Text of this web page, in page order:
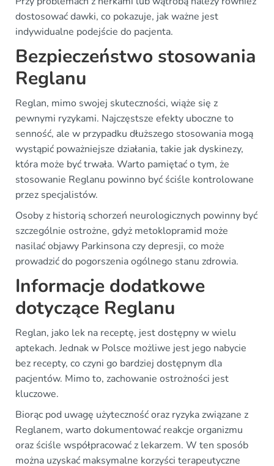
dostosować dawki, co pokazuje, jak ważne jest
indywidualne podejście do pacjenta.
Bezpieczeństwo stosowania
Reglanu
Reglan, mimo swojej skuteczności, wiąże się z
pewnymi ryzykami. Najczęstsze efekty uboczne to
senność, ale w przypadku dłuższego stosowania mogą
wystąpić poważniejsze działania, takie jak dyskinezy,
która może być trwała. Warto pamiętać o tym, że
stosowanie Reglanu powinno być ściśle kontrolowane
przez specjalistów.
Osoby z historią schorzeń neurologicznych powinny być
szczególnie ostrożne, gdyż metoklopramid może
nasilać objawy Parkinsona czy depresji, co może
prowadzić do pogorszenia ogólnego stanu zdrowia.
Informacje dodatkowe
dotyczące Reglanu
Reglan, jako lek na receptę, jest dostępny w wielu
aptekach. Jednak w Polsce możliwe jest jego nabycie
bez recepty, co czyni go bardziej dostępnym dla
pacjentów. Mimo to, zachowanie ostrożności jest
kluczowe.
Biorąc pod uwagę użyteczność oraz ryzyka związane z
Reglanem, warto dokumentować reakcje organizmu
oraz ściśle współpracować z lekarzem. W ten sposób
można uzyskać maksymalne korzyści terapeutyczne